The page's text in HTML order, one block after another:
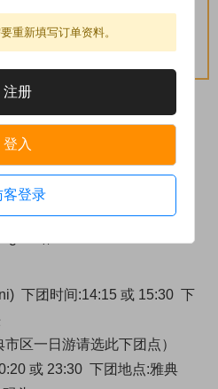
游均不陪同入内。
食，是否可以安排请以导游行
时间：08:00上团地点：Pl.
The Stanley酒店旁，谷歌定
rkGp9RT2Wyey4uSo6）
下团时间:14:15 或 15:30 下
区一日游请选此下团点）
或 23:30 下团地点:雅典
重新填写订单资料。
注册
登入
客登录